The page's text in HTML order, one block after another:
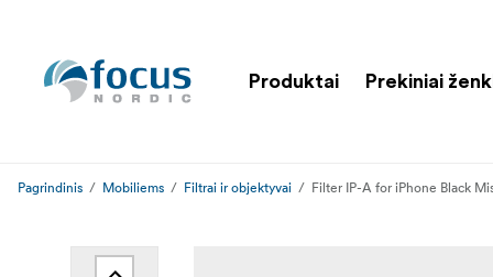
Produktai Prekiniai
Pagrindinis Mobiliems Filtrai ir objektyvai Filter IP-A for iPhone Black